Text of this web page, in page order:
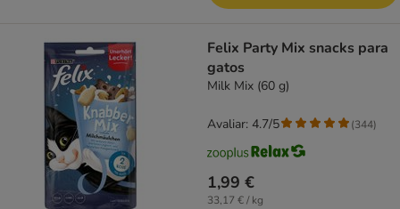
Felix Party Mix snacks para
gatos
Milk Mix (60 g)
1,99 €
33,17 € / kg
Avaliar: 4.7/5 (344)